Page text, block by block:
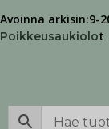
Avoinna arkisin:9-
Poikkeusaukiolot